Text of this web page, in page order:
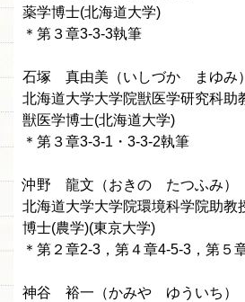
薬学博士(北海道大学)
＊第３章3-3-3執筆
石塚 真由美（いしづか まゆみ）
北海道大学大学院獣医学研究科助
獣医学博士(北海道大学)
＊第３章3-3-1・3-3-2執筆
沖野 龍文（おきの たつふみ）
北海道大学大学院環境科学院助教
博士(農学)(東京大学)
＊第２章2-3，第４章4-5-3，第５
神谷 裕一（かみや ゆういち）